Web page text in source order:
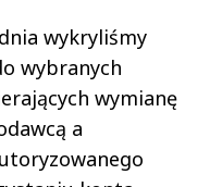
wykryliśmy
wybranych
wymianę
a